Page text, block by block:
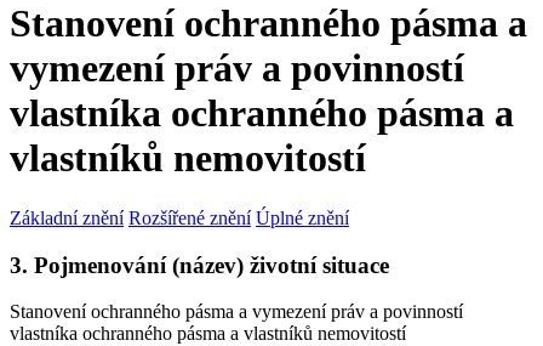
Stanovení ochranného pásma a
vymezení práv a povinností
vlastníka ochranného pásma a
vlastníků nemovitostí
Základní znění Rozšířené znění Úplné znění
3. Pojmenování (název) životní situace
Stanovení ochranného pásma a vymezení práv a povinností
vlastníka ochranného pásma a vlastníků nemovitostí